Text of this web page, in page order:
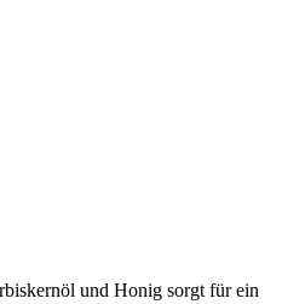
und Honig sorgt für ein